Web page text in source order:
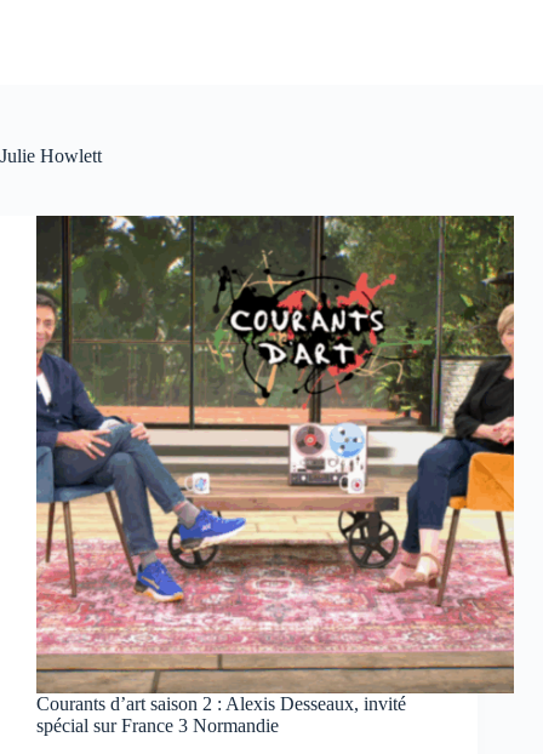
Julie Howlett
Courants d’art saison 2 : Alexis Desseaux, invité
spécial sur France 3 Normandie